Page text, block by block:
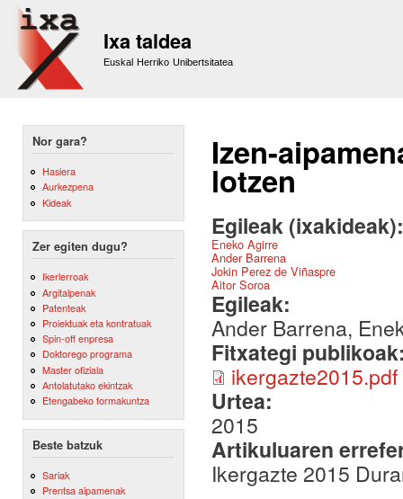
Ixa taldea
Euskal Herriko Unibertsitatea
Nor gara?
Hasiera
Aurkezpena
Kideak
Zer egiten dugu?
Ikerlerroak
Argitalpenak
Patenteak
Proiektuak eta kontratuak
Spin-off enpresa
Doktorego programa
Master ofiziala
Antolatutako ekintzak
Etengabeko formakuntza
Beste batzuk
Sariak
Prentsa aipamenak
Izen-
lotzen
Egileak
Eneko Agirre
Ander Barrena
Jokin Perez de Viñaspre
Aitor Soroa
Egileak:
Ander Barrena,
Fitxategi
ikergazte2015.pdf
Urtea:
2015
Artikuluaren
Ikergazte 2015